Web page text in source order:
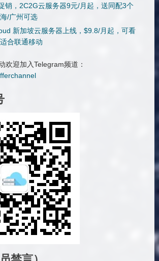
销，2C2G云服务器9元/月起，送同配3个
/广州可选
新加坡云服务器上线，$9.8/月起，可看
合联通移动
欢迎加入Telegram频道：